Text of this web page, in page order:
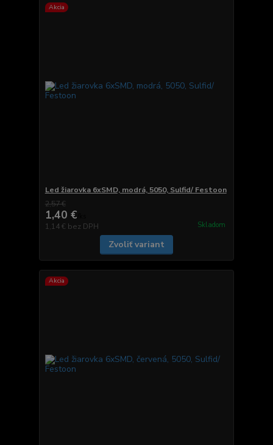
Akcia
Led žiarovka 6xSMD, modrá, 5050, Sulfid/ Festoon
2,57 €
1,40 €
1,14 € bez DPH Skladom
Zvoliť variant
Akcia